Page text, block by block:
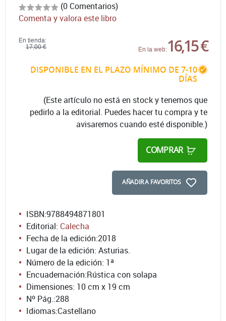
(0 Comentarios)
Comenta y valora este libro
En tienda:
17,00 €
En la web:16,15 €
DISPONIBLE EN EL PLAZO MÍNIMO DE 7-10
DÍAS
(Este artículo no está en stock y tenemos que
pedirlo a la editorial. Puedes hacer tu compra y te
avisaremos cuando esté disponible.)
COMPRAR
AÑADIR A FAVORITOS
ISBN:9788494871801
Editorial: Calecha
Fecha de la edición:2018
Lugar de la edición: Asturias.
Número de la edición: 1ª
Encuadernación:Rústica con solapa
Dimensiones: 10 cm x 19 cm
Nº Pág.:288
Idiomas:Castellano